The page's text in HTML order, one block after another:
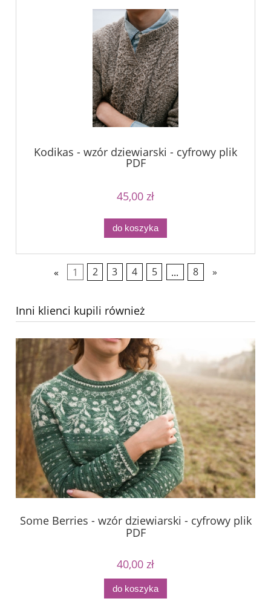
Kodikas - wzór dziewiarski - cyfrowy plik
PDF
45,00 zł
do koszyka
« 1 2 3 4 5 ... 8 »
Inni klienci kupili również
Some Berries - wzór dziewiarski - cyfrowy plik
PDF
40,00 zł
do koszyka